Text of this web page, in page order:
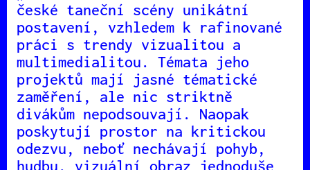
české taneční scény unikátní
postavení, vzhledem k rafinované
práci s trendy vizualitou a
multimedialitou. Témata jeho
projektů mají jasné tématické
zaměření, ale nic striktně
divákům nepodsouvají. Naopak
poskytují prostor na kritickou
odezvu, neboť nechávají pohyb,
hudbu, vizuální obraz jednoduše